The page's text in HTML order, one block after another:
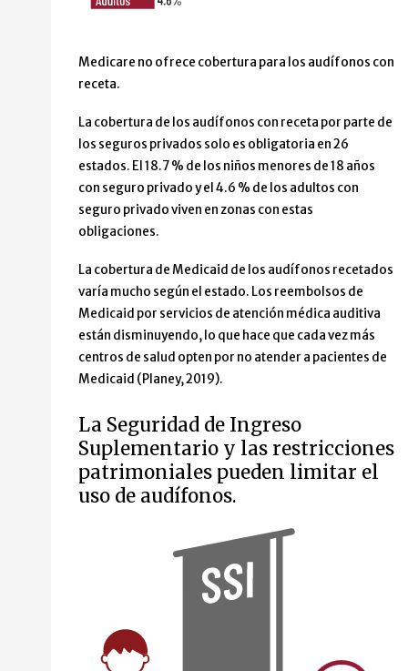
El acceso a los audífonos con receta es limitado,
Un mapa de Estados Unidos que muestra qué estados
Medicare no ofrece cobertura para los audífonos con
receta.
La cobertura de los audífonos con receta por parte de
los seguros privados solo es obligatoria en 26
estados. El 18.7 % de los niños menores de 18 años
con seguro privado y el 4.6 % de los adultos con
seguro privado viven en zonas con estas
obligaciones.
La cobertura de Medicaid de los audífonos recetados
varía mucho según el estado. Los reembolsos de
Medicaid por servicios de atención médica auditiva
están disminuyendo, lo que hace que cada vez más
centros de salud opten por no atender a pacientes de
Medicaid (Planey, 2019).
La Seguridad de Ingreso
Suplementario y las restricciones
patrimoniales pueden limitar el
uso de audífonos.